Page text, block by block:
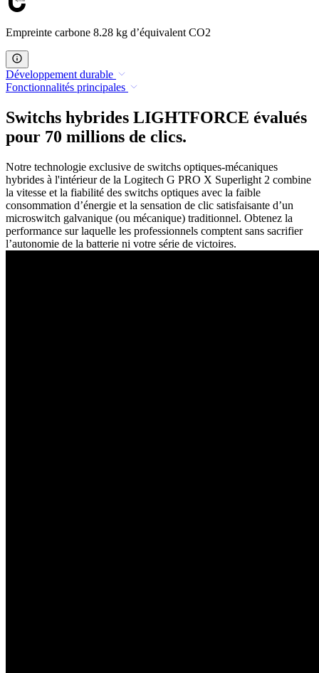
Empreinte carbone 8.28 kg d’équivalent CO2
Développement durable
Fonctionnalités principales
Switchs hybrides LIGHTFORCE évalués
pour 70 millions de clics.
Notre technologie exclusive de switchs optiques-mécaniques
hybrides à l'intérieur de la Logitech G PRO X Superlight 2 combine
la vitesse et la fiabilité des switchs optiques avec la faible
consommation d’énergie et la sensation de clic satisfaisante d’un
microswitch galvanique (ou mécanique) traditionnel. Obtenez la
performance sur laquelle les professionnels comptent sans sacrifier
l’autonomie de la batterie ni votre série de victoires.